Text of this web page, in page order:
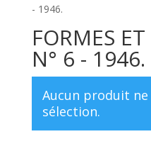
- 1946.
FORMES
N° 6 - 1946.
Aucun produit
sélection.